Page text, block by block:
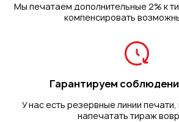
Мы печатаем дополнительные 2% к
компенсировать
Гарантируем
У нас есть резервные линии
напечатать тираж